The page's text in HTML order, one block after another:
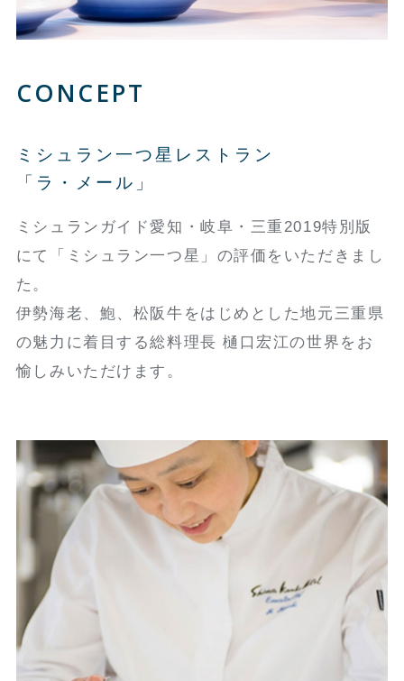
CONCEPT
ミシュラン一つ星レストラン
「ラ・メール」
ミシュランガイド愛知・岐阜・三重2019特別版
にて「ミシュラン一つ星」の評価をいただきまし
た。
伊勢海老、鮑、松阪牛をはじめとした地元三重県
の魅力に着目する総料理長 樋口宏江の世界をお
愉しみいただけます。